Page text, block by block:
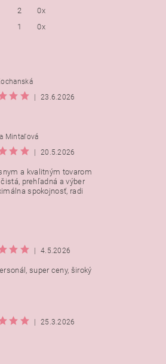
2
0x
1
0x
súhlasíte s
osobných
23.6.2026
Mintaľová
20.5.2026
a kvalitným tovarom
prehľadná a výber
spokojnosť, radi
4.5.2026
super ceny, široký
25.3.2026